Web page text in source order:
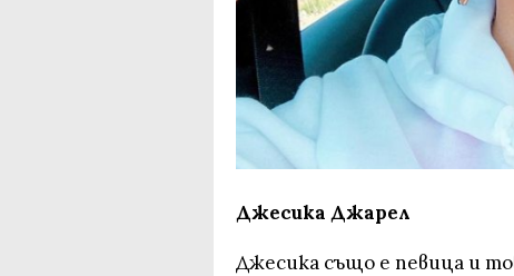
Джесика Джарел
Джесика също е певица и